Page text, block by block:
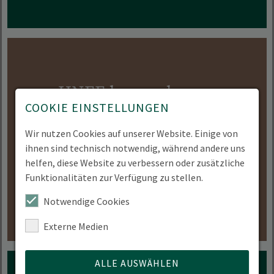
HNEE kennenlernen
den Hochschulinformationstag (6. Juni 2026),
Projekttage und Workshops.
JETZT KENNENLERNEN
COOKIE EINSTELLUNGEN
Wir nutzen Cookies auf unserer Website. Einige von
ihnen sind technisch notwendig, während andere uns
helfen, diese Website zu verbessern oder zusätzliche
Funktionalitäten zur Verfügung zu stellen.
Notwendige Cookies
Externe Medien
ALLE AUSWÄHLEN